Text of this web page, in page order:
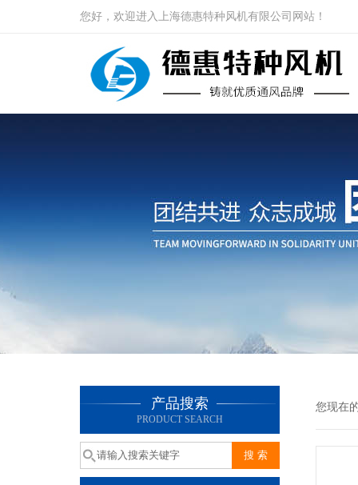
您好，欢迎进入上海德惠特种风机有限公司网站！
产品搜索
PRODUCT SEARCH
您现在